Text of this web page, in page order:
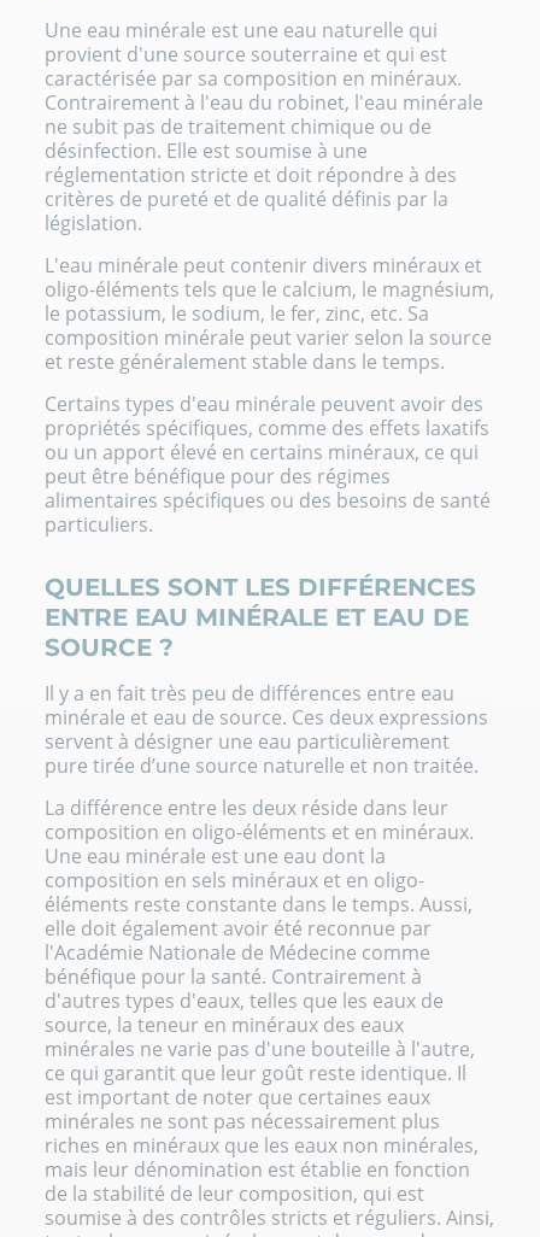
Une eau minérale est une eau naturelle qui
provient d'une source souterraine et qui est
caractérisée par sa composition en minéraux.
Contrairement à l'eau du robinet, l'eau minérale
ne subit pas de traitement chimique ou de
désinfection. Elle est soumise à une
réglementation stricte et doit répondre à des
critères de pureté et de qualité définis par la
législation.
L'eau minérale peut contenir divers minéraux et
oligo-éléments tels que le calcium, le magnésium,
le potassium, le sodium, lefer, zinc, etc. Sa
composition minérale peut varier selon la source
et reste généralement stable dans le temps.
Certains types d'eau minérale peuvent avoir des
propriétés spécifiques, comme des effets laxatifs
ou un apport élevé en certains minéraux, ce qui
peut être bénéfique pour des régimes
alimentaires spécifiques ou des besoins de santé
particuliers.
QUELLES SONT LES DIFFÉRENCES
ENTRE EAU MINÉRALE ET EAU DE
SOURCE ?
Il y a en fait très peu de différences entre eau
minérale et eau de source. Ces deux expressions
servent à désigner une eau particulièrement
pure tirée d’une source naturelle et non traitée.
La différence entre les deux réside dans leur
composition en oligo-éléments et en minéraux.
Une eau minérale est une eau dont la
composition en sels minéraux et en oligo-
éléments reste constante dans le temps. Aussi,
elle doit également avoir été reconnue par
l'Académie Nationale de Médecine comme
bénéfique pour la santé. Contrairement à
d'autres types d'eaux, telles que les eaux de
source, la teneur en minéraux des eaux
minérales ne varie pas d'une bouteille à l'autre,
ce qui garantit que leur goût reste identique. Il
est important de noter que certaines eaux
minérales ne sont pas nécessairement plus
riches en minéraux que les eaux non minérales,
mais leur dénomination est établie en fonction
de la stabilité de leur composition, qui est
soumise à des contrôles stricts et réguliers. Ainsi,